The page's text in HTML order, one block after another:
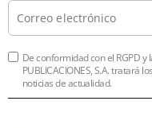
De conformidad con el RGPD y
PUBLICACIONES, S.A. tratará
noticias de actualidad.